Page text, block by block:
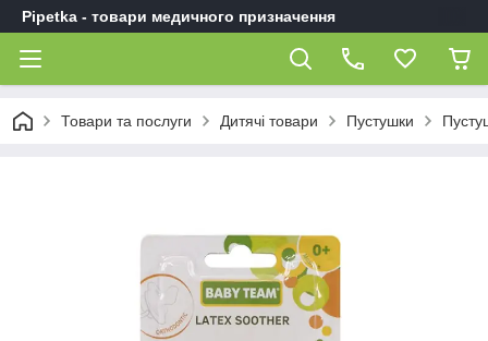
Pipetka - товари медичного призначення
Товари та послуги Дитячі товари Пустушки